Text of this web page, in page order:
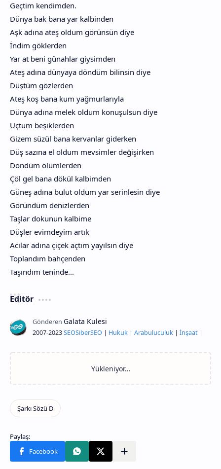
Geçtim kendimden.
Dünya bak bana yar kalbinden
Aşk adına ateş oldum görünsün diye
İndim göklerden
Yar at beni günahlar giysimden
Ateş adına dünyaya döndüm bilinsin diye
Düştüm gözlerden
Ateş koş bana kum yağmurlarıyla
Dünya adına melek oldum konuşulsun diye
Uçtum beşiklerden
Gizem süzül bana kervanlar giderken
Düş sazına el oldum mevsimler değişirken
Döndüm ölümlerden
Çöl gel bana dökül kalbimden
Güneş adına bulut oldum yar serinlesin diye
Göründüm denizlerden
Taşlar dokunun kalbime
Düşler evimdeyim artık
Acılar adına çiçek açtım yayılsın diye
Toplandım bahçenden
Taşındım teninde...
Editör
2007-2023SEOSiberSEO | Hukuk | Arabuluculuk | İnşaat |